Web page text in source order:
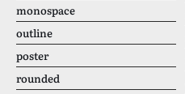
monospace
outline
poster
rounded